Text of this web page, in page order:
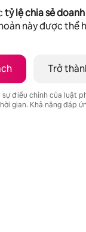
tỷ lệ chia sẻ
này được thể
Trở
điều chỉnh của luật
gian. Khả năng đáp